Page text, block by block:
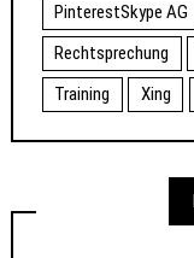
PinterestSkype AG
Rechtsprechung
Training
Xing